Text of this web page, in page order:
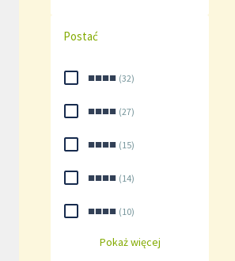
Postać
■■■■ (32)
■■■■ (27)
■■■■ (15)
■■■■ (14)
■■■■ (10)
Pokaż więcej